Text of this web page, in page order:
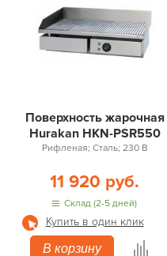
Поверхность жарочная
Hurakan HKN-PSR550
Рифленая; Сталь; 230 В
11 920 руб.
Склад (2-5 дней)
Купить в один клик
В корзину